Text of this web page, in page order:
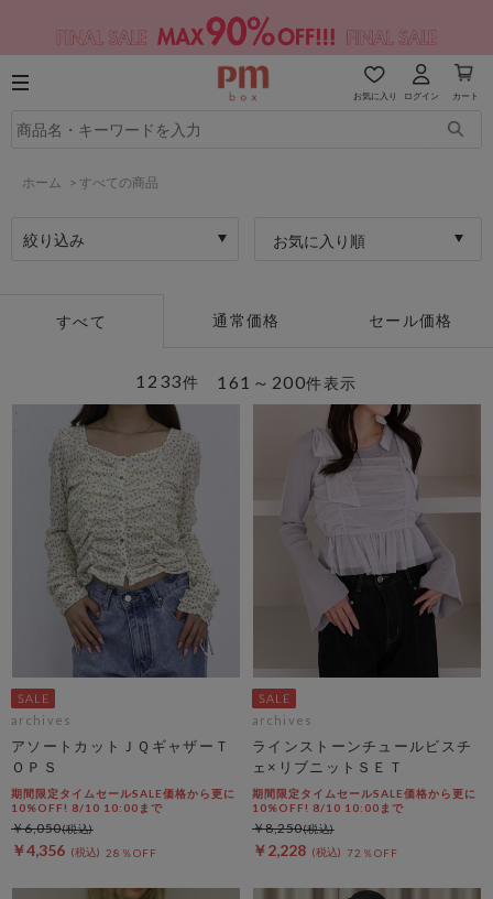
お気に入り ログイン カート
ホーム > すべての商品
絞り込み お気に入り順
すべて 通常価格 セール価格
161～200件表示
1233件
archives
アソートカットＪＱギャザーＴ
ＯＰＳ
期間限定タイムセールSALE価格から更に
10%OFF! 8/10 10:00まで
￥4,356 28％OFF
￥6,050
archives
ラインストーンチュールビスチ
ェ×リブニットＳＥＴ
期間限定タイムセールSALE価格から更に
10%OFF! 8/10 10:00まで
￥2,228 72％OFF
￥8,250